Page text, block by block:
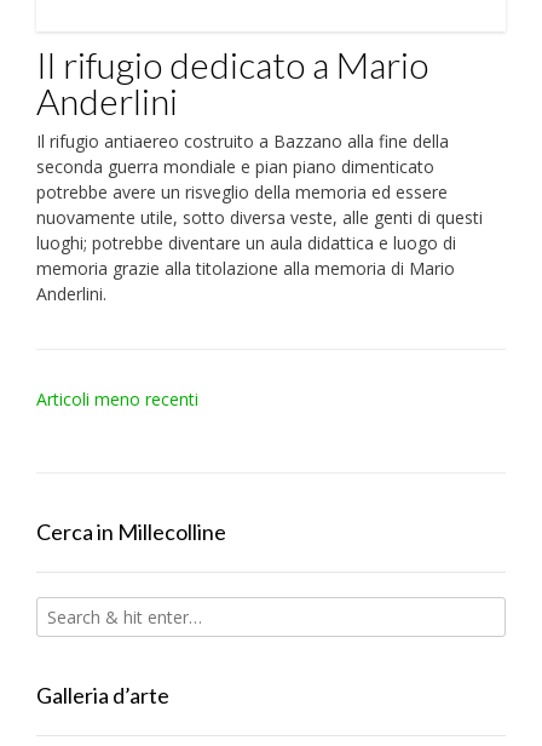
Il rifugio dedicato a Mario
Anderlini
Il rifugio antiaereo costruito a Bazzano alla fine della
seconda guerra mondiale e pian piano dimenticato
potrebbe avere un risveglio della memoria ed essere
nuovamente utile, sotto diversa veste, alle genti di questi
luoghi; potrebbe diventare un aula didattica e luogo di
memoria grazie alla titolazione alla memoria di Mario
Anderlini.
Navigazione
Articoli meno recenti
Cerca in Millecolline
Galleria d’arte